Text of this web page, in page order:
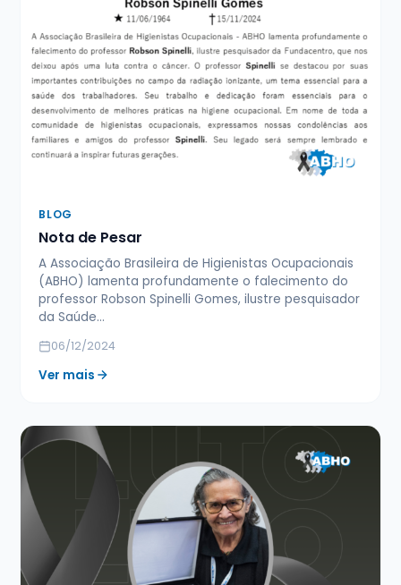
BLOG
Nota de Pesar
A Associação Brasileira de Higienistas Ocupacionais
(ABHO) lamenta profundamente o falecimento do
professor Robson Spinelli Gomes, ilustre pesquisador
da Saúde…
06/12/2024
Ver mais